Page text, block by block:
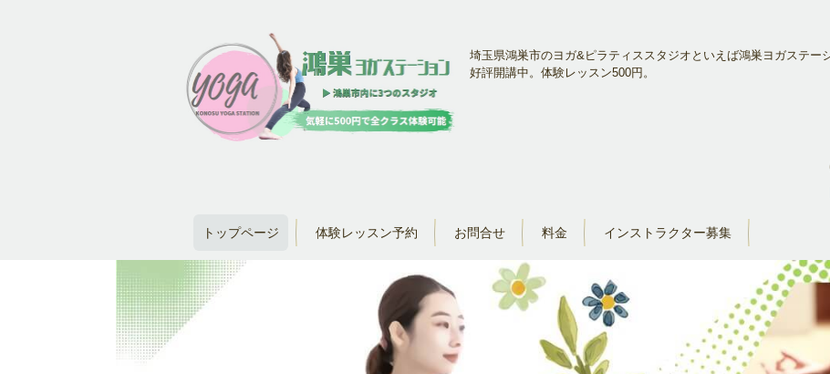
埼玉県鴻巣市のヨガ&ピラティススタジオといえば鴻巣ヨガステー
好評開講中。体験レッスン500円。
トップページ 体験レッスン予約 お問合せ 料金 インストラクター募集